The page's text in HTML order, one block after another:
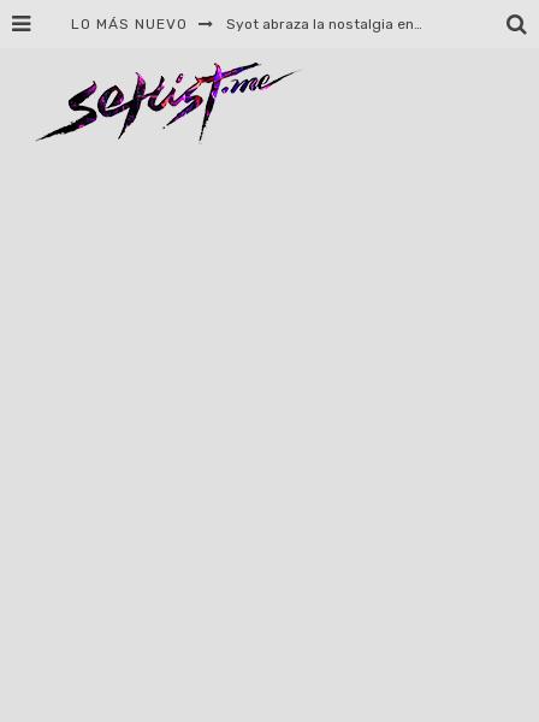
LO MÁS NUEVO Helloween celebrará 40 años de historia con conciertos en Ciudad de México y Guadalajara